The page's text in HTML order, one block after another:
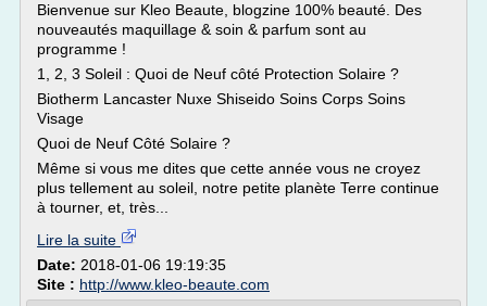
Bienvenue sur Kleo Beaute, blogzine 100% beauté. Des
nouveautés maquillage & soin & parfum sont au
programme !
1, 2, 3 Soleil : Quoi de Neuf côté Protection Solaire ?
Biotherm Lancaster Nuxe Shiseido Soins Corps Soins
Visage
Quoi de Neuf Côté Solaire ?
Même si vous me dites que cette année vous ne croyez
plus tellement au soleil, notre petite planète Terre continue
à tourner, et, très...
Lire la suite
Date: 2018-01-06 19:19:35
Site : http://www.kleo-beaute.com